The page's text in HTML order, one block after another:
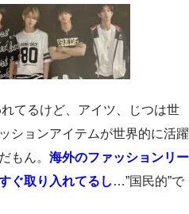
てるけど、アイツ、じつは世
ションアイテムが世界的に活躍
もん。 海外のファッションリー
ぐ取り入れてるし …”国民的”で